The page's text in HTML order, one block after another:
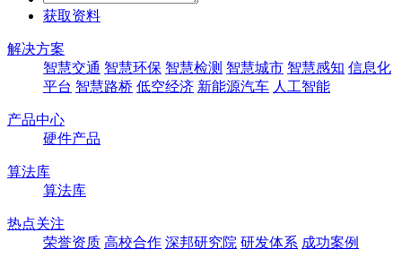
获取资料
解决方案
智慧交通 智慧环保 智慧检测 智慧城市 智慧感知 信息化
平台 智慧路桥 低空经济 新能源汽车 人工智能
产品中心
硬件产品
算法库
算法库
热点关注
荣誉资质 高校合作 深邦研究院 研发体系 成功案例